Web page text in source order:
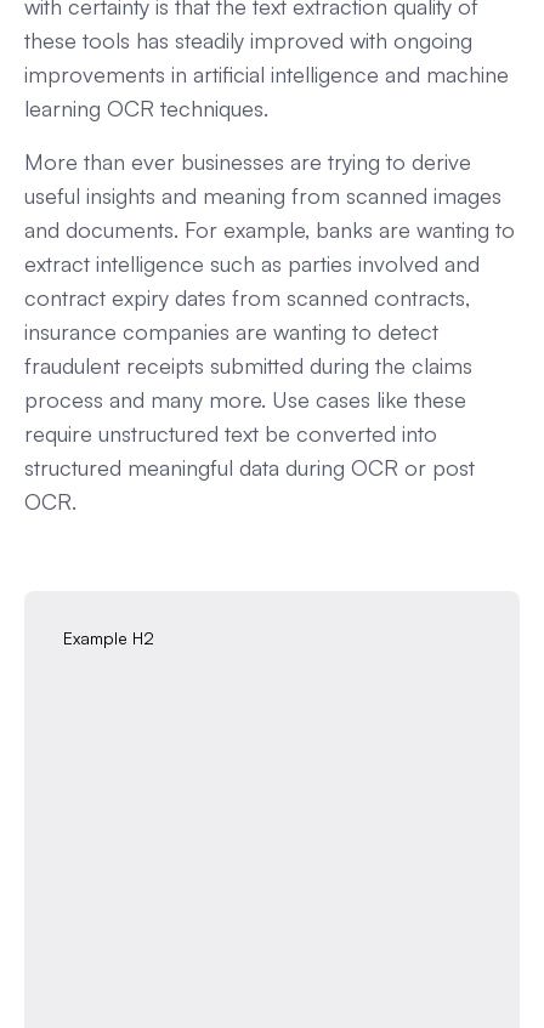
with certainty is that the text extraction quality of
these tools has steadily improved with ongoing
improvements in artificial intelligence and machine
learning OCR techniques.
More than ever businesses are trying to derive
useful insights and meaning from scanned images
and documents. For example, banks are wanting to
extract intelligence such as parties involved and
contract expiry dates from scanned contracts,
insurance companies are wanting to detect
fraudulent receipts submitted during the claims
process and many more. Use cases like these
require unstructured text be converted into
structured meaningful data during OCR or post
OCR.
Example H2